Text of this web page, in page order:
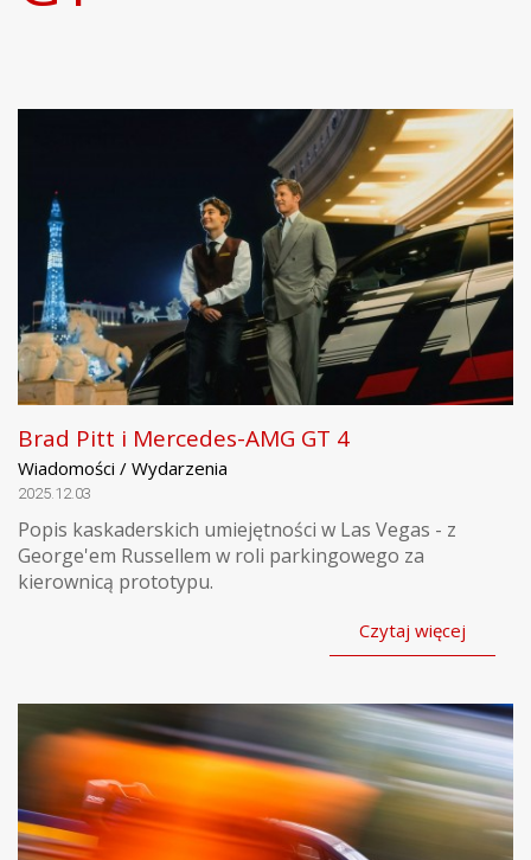
Brad Pitt i Mercedes-AMG GT 4
Wiadomości / Wydarzenia
2025.12.03
Popis kaskaderskich umiejętności w Las Vegas - z
George'em Russellem w roli parkingowego za
kierownicą prototypu.
Czytaj więcej